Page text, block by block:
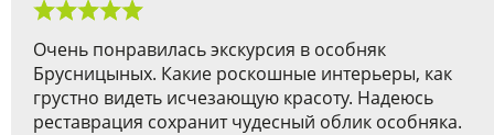
Очень понравилась экскурсия в особняк
Брусницыных. Какие роскошные интерьеры, как
грустно видеть исчезающую красоту. Надеюсь
реставрация сохранит чудесный облик особняка.